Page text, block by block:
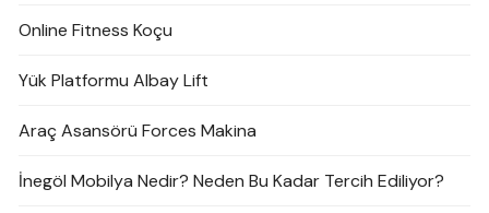
Online Fitness Koçu
Yük Platformu Albay Lift
Araç Asansörü Forces Makina
İnegöl Mobilya Nedir? Neden Bu Kadar Tercih Ediliyor?